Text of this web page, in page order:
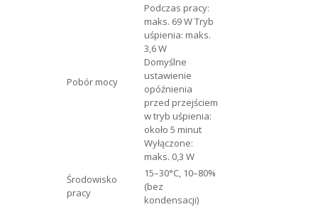
Pobór mocy
Podczas pracy:
maks. 69 W Tryb
uśpienia: maks.
3,6 W
Domyślne
ustawienie
opóźnienia
przed przejściem
w tryb uśpienia:
około 5 minut
Wyłączone:
maks. 0,3 W
Środowisko
pracy
15–30°C, 10–80%
(bez
kondensacji)